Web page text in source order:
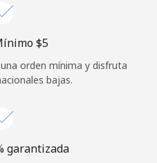
con⁦$5⁩
orden mínima y disfruta
bajas.
garantizada